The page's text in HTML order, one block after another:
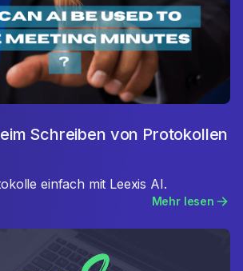
Schreiben von Protokollen
einfach mit Leexis AI.
Mehr lesen